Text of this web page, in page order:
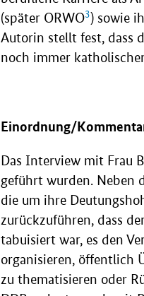
(später ORWO3) sowie
Autorin stellt fest, dass
noch immer
Einordnung/
Das Interview mit Frau
geführt wurden. Neben
die um ihre
zurückzuführen, dass
tabuisiert war, es den
organisieren, öffentlich
zu thematisieren oder